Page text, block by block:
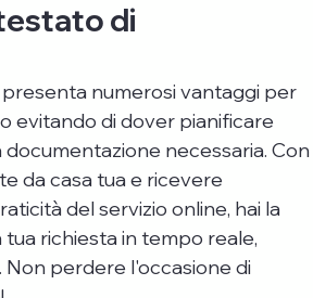
di
numerosi vantaggi per
evitando di dover pianificare
necessaria. Con
da casa tua e ricevere
del servizio online, hai la
richiesta in tempo reale,
perdere l'occasione di